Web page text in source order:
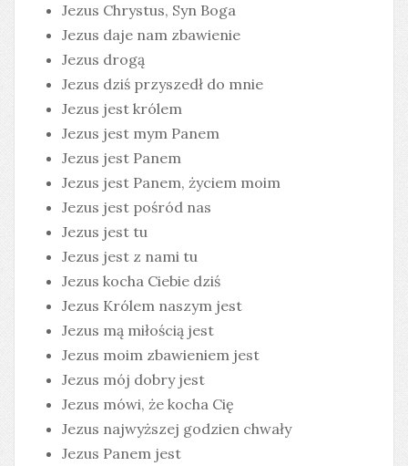
Jezus Chrystus, Syn Boga
Jezus daje nam zbawienie
Jezus drogą
Jezus dziś przyszedł do mnie
Jezus jest królem
Jezus jest mym Panem
Jezus jest Panem
Jezus jest Panem, życiem moim
Jezus jest pośród nas
Jezus jest tu
Jezus jest z nami tu
Jezus kocha Ciebie dziś
Jezus Królem naszym jest
Jezus mą miłością jest
Jezus moim zbawieniem jest
Jezus mój dobry jest
Jezus mówi, że kocha Cię
Jezus najwyższej godzien chwały
Jezus Panem jest